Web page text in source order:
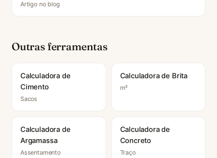
Artigo no blog
Outras ferramentas
Calculadora de
Cimento
Sacos
Calculadora de Brita
m³
Calculadora de
Argamassa
Assentamento
Calculadora de
Concreto
Traço